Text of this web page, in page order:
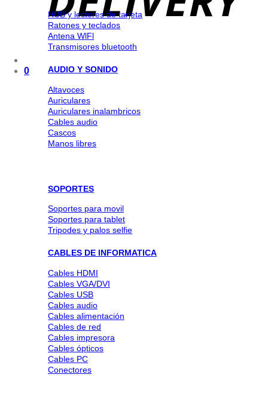
0
HUB y lectores de tarjeta
Ratones y teclados
Antena WlFl
Transmisores bluetooth
AUDIO Y SONIDO
Altavoces
Auriculares
Auriculares inalambricos
Cables audio
Cascos
Manos libres
SOPORTES
Soportes para movil
Soportes para tablet
Tripodes y palos selfie
CABLES DE INFORMATICA
Cables HDMI
Cables VGA/DVI
Cables USB
Cables audio
Cables alimentación
Cables de red
Cables impresora
Cables ópticos
Cables PC
Conectores